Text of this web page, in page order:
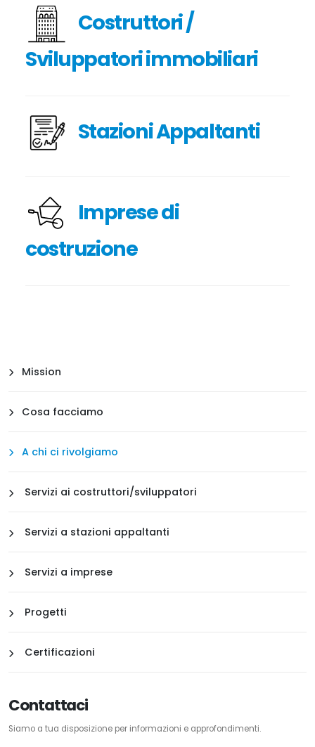
Costruttori /
Sviluppatori immobiliari
Stazioni Appaltanti
Imprese di
costruzione
Mission
Cosa facciamo
A chi ci rivolgiamo
Servizi ai costruttori/sviluppatori
Servizi a stazioni appaltanti
Servizi a imprese
Progetti
Certificazioni
Contattaci
Siamo a tua disposizione per informazioni e approfondimenti.